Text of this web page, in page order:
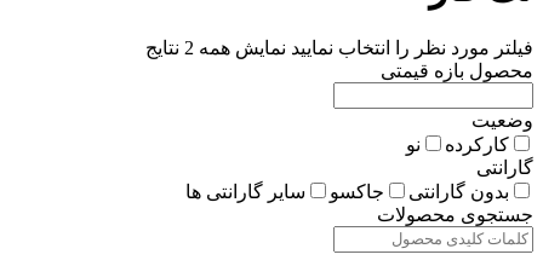
فیلتر مورد نظر را انتخاب نمایید نمایش همه 2 نتایج
محصول بازه قیمتی
وضعیت
کارکرده
نو
گارانتی
بدون گارانتی
جاکسو
سایر گارانتی ها
جستجوی محصولات